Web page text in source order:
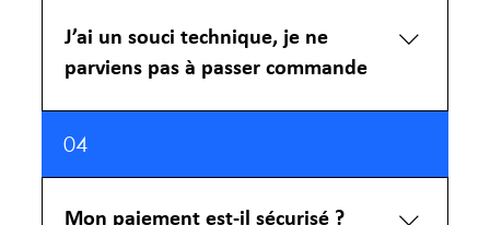
de facturation. Il vous suffit de cocher la
case « Expédier à une adresse différente »
pour renseigner l’adresse de livraison
différente de votre adresse de facturation
J’ai un souci technique, je ne
parviens pas à passer commande
Vous pouvez nous contacter en utilisant le
formulaire de contact et notre Service
Technique vous répondra dans les plus brefs
délais.
04
Mon paiement est-il sécurisé ?